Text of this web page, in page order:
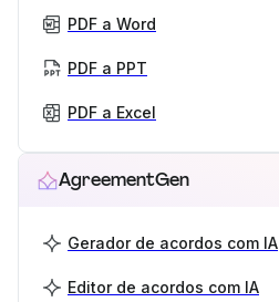
PDF a Word
PDF a PPT
PDF a Excel
AgreementGen
Gerador de acordos com IA
Editor de acordos com IA